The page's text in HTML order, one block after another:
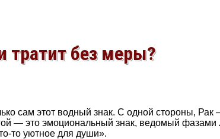
тратит без меры?
сам этот водный знак. С одной стороны,
— это эмоциональный знак, ведомый
то уютное для души».